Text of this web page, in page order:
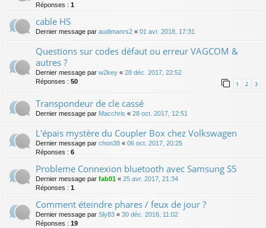
Réponses : 1
cable HS
Dernier message par audimanrs2 « 01 avr. 2018, 17:31
Questions sur codes défaut ou erreur VAGCOM &
autres ?
Dernier message par w2key « 28 déc. 2017, 22:52
Réponses : 50 1 2 3
Transpondeur de cle cassé
Dernier message par Macchris « 28 oct. 2017, 12:51
L'épais mystère du Coupler Box chez Volkswagen
Dernier message par chon38 « 06 oct. 2017, 20:25
Réponses : 6
Probleme Connexion bluetooth avec Samsung S5
Dernier message par fab01 « 25 avr. 2017, 21:34
Réponses : 1
Comment éteindre phares / feux de jour ?
Dernier message par Sly83 « 30 déc. 2016, 11:02
Réponses : 19